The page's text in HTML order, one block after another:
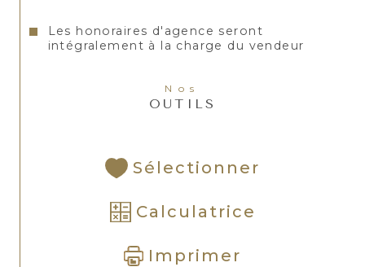
Les honoraires d'agence seront
intégralement à la charge du vendeur
Nos
OUTILS
Sélectionner
Calculatrice
Imprimer